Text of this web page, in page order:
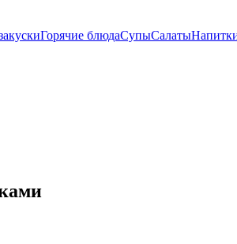
Горячие блюдаСупыСалаты